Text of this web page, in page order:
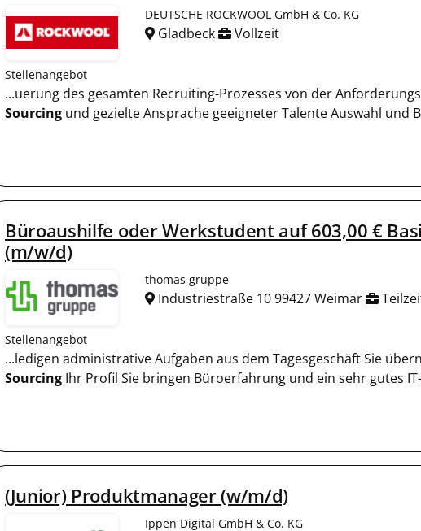
DEUTSCHE ROCKWOOL GmbH & Co. KG
Gladbeck Vollzeit
Stellenangebot
...uerung des gesamten Recruiting-Prozesses von der
Sourcing und gezielte Ansprache geeigneter Talente Auswahl und
Büroaushilfe oder Werkstudent auf 603,00 €
(m/w/d)
thomas gruppe
Industriestraße 10 99427 Weimar
Stellenangebot
...ledigen administrative Aufgaben aus dem Tagesgeschäft Sie
Sourcing Ihr Profil Sie bringen Büroerfahrung und ein sehr gutes
(Junior) Produktmanager (w/m/d)
Ippen Digital GmbH & Co. KG